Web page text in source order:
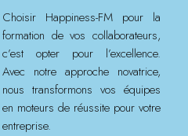
Choisir Happiness-FM pour la
formation de vos collaborateurs,
c’est opter pour l’excellence.
Avec notre approche novatrice,
nous transformons vos équipes
en moteurs de réussite pour votre
entreprise.